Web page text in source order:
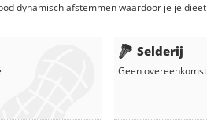
dynamisch afstemmen waardoor je je
Selderij
Geen